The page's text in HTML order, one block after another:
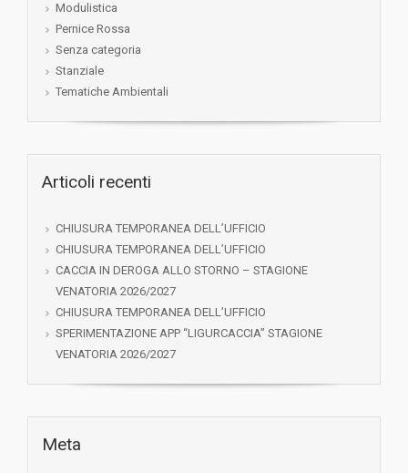
Modulistica
Pernice Rossa
Senza categoria
Stanziale
Tematiche Ambientali
Articoli recenti
CHIUSURA TEMPORANEA DELL’UFFICIO
CHIUSURA TEMPORANEA DELL’UFFICIO
CACCIA IN DEROGA ALLO STORNO – STAGIONE
VENATORIA 2026/2027
CHIUSURA TEMPORANEA DELL’UFFICIO
SPERIMENTAZIONE APP “LIGURCACCIA” STAGIONE
VENATORIA 2026/2027
Meta